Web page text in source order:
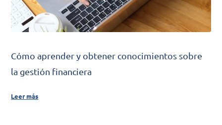
Cómo aprender y obtener conocimientos sobre
la gestión financiera
Leer más